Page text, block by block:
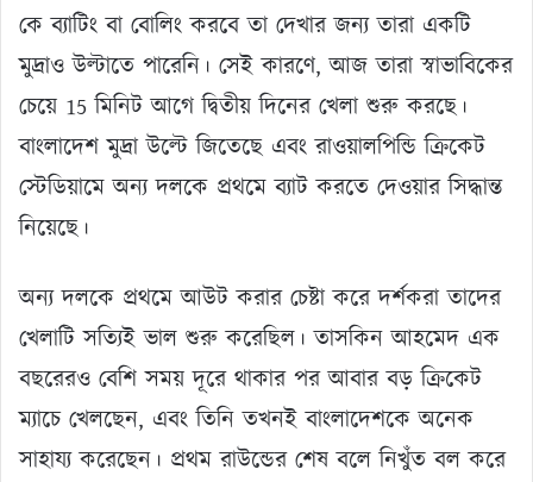
কে ব্যাটিং বা বোলিং করবে তা দেখার জন্য তারা একটি
মুদ্রাও উল্টাতে পারেনি। সেই কারণে, আজ তারা স্বাভাবিকের
চেয়ে 15 মিনিট আগে দ্বিতীয় দিনের খেলা শুরু করছে।
বাংলাদেশ মুদ্রা উল্টে জিতেছে এবং রাওয়ালপিন্ডি ক্রিকেট
স্টেডিয়ামে অন্য দলকে প্রথমে ব্যাট করতে দেওয়ার সিদ্ধান্ত
নিয়েছে।
অন্য দলকে প্রথমে আউট করার চেষ্টা করে দর্শকরা তাদের
খেলাটি সত্যিই ভাল শুরু করেছিল। তাসকিন আহমেদ এক
বছরেরও বেশি সময় দূরে থাকার পর আবার বড় ক্রিকেট
ম্যাচে খেলছেন, এবং তিনি তখনই বাংলাদেশকে অনেক
সাহায্য করেছেন। প্রথম রাউন্ডের শেষ বলে নিখুঁত বল করে